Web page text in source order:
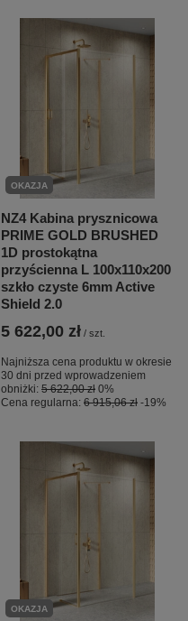
OKAZJA
NZ4 Kabina prysznicowa
PRIME GOLD BRUSHED
1D prostokątna
przyścienna L 100x110x200
szkło czyste 6mm Active
Shield 2.0
5 622,00 zł / szt.
Najniższa cena produktu w okresie
30 dni przed wprowadzeniem
obniżki: 5 622,00 zł 0%
Cena regularna: 6 915,06 zł -19%
OKAZJA